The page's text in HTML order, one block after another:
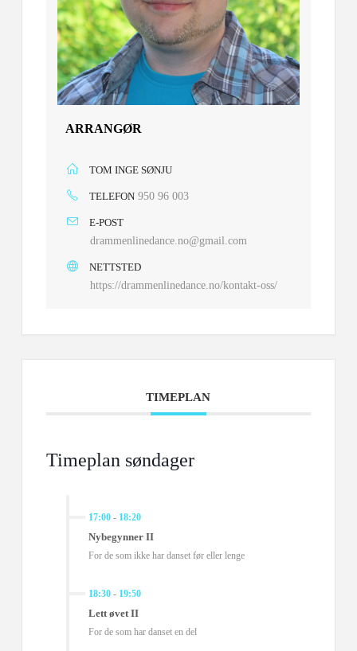
ARRANGØR
TOM INGE SØNJU
TELEFON 950 96 003
E-POST
drammenlinedance.no@gmail.com
NETTSTED
https://drammenlinedance.no/kontakt-oss/
TIMEPLAN
Timeplan søndager
17:00- 18:20
Nybegynner II
For de som ikke har danset før eller lenge
18:30- 19:50
Lett øvet II
For de som har danset en del